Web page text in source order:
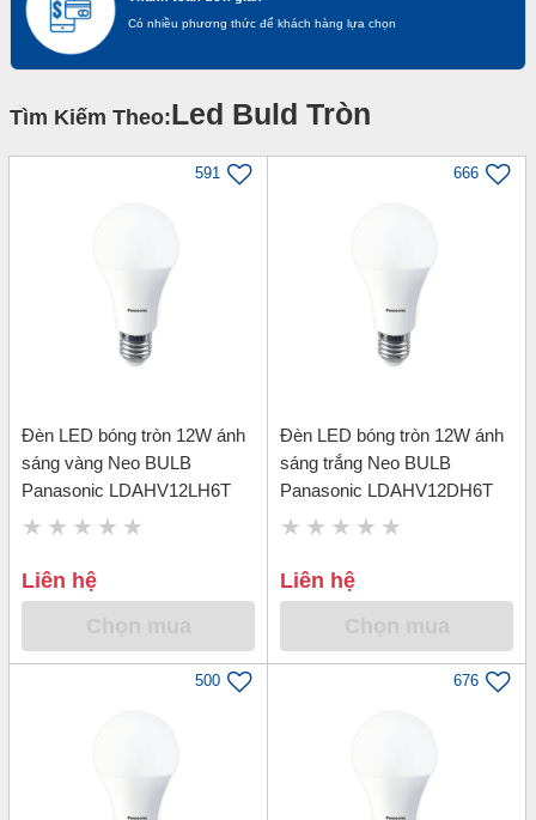
Có nhiều phương thức để khách hàng lựa chọn
Tìm Kiếm Theo:Led Buld Tròn
591
Đèn LED bóng tròn 12W ánh
sáng vàng Neo BULB
Panasonic LDAHV12LH6T
Liên hệ
666
Đèn LED bóng tròn 12W ánh
sáng trắng Neo BULB
Panasonic LDAHV12DH6T
Liên hệ
500 676